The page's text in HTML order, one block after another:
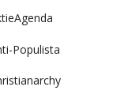
Populista